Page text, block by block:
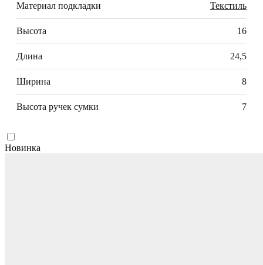
Материал подкладки Текстиль
Высота 16
Длина 24,5
Ширина 8
Высота ручек сумки 7
Новинка